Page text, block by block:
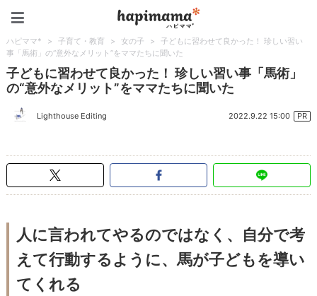
ハピママ* > 子育て・教育 > 女の子 >
子どもに習わせて良かった！ 珍しい習い
事「馬術」の“意外なメリット”をママたちに聞いた
子どもに習わせて良かった！ 珍しい習い事「馬術」
の“意外なメリット”をママたちに聞いた
Lighthouse Editing 2022.9.22 15:00 PR
人に言われてやるのではなく、自分で考
えて行動するように、馬が子どもを導い
てくれる